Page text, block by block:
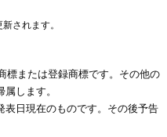
されます。
標または登録商標です。その他の
します。
日現在のものです。その後予告